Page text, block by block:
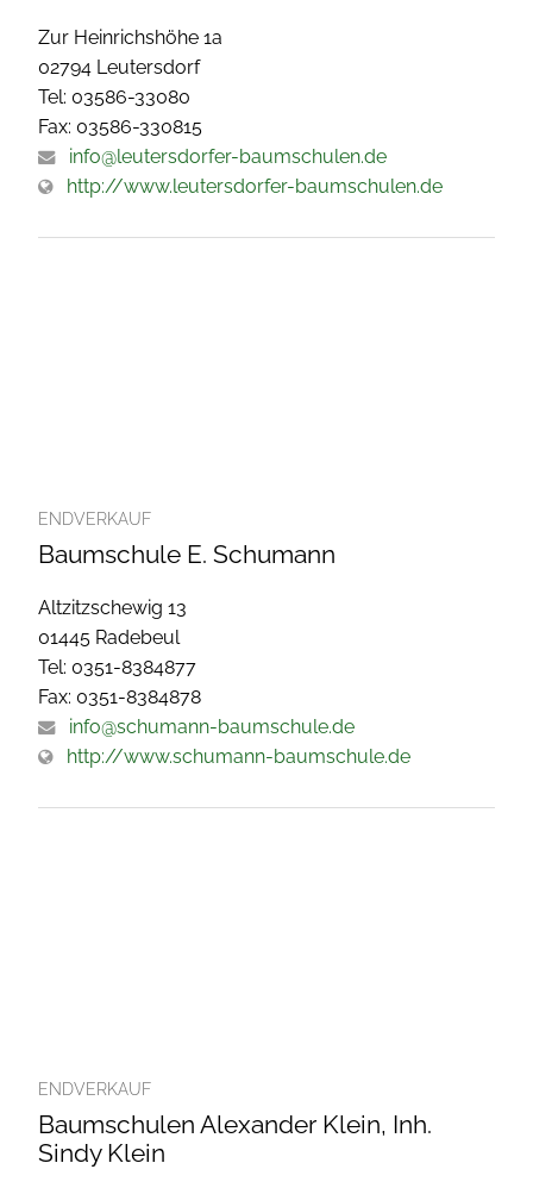
Zur Heinrichshöhe 1a
02794 Leutersdorf
Tel: 03586-33080
Fax: 03586-330815
info@leutersdorfer-baumschulen.de
http://www.leutersdorfer-baumschulen.de
ENDVERKAUF
Baumschule E. Schumann
Altzitzschewig 13
01445 Radebeul
Tel: 0351-8384877
Fax: 0351-8384878
info@schumann-baumschule.de
http://www.schumann-baumschule.de
ENDVERKAUF
Baumschulen Alexander Klein, Inh.
Sindy Klein